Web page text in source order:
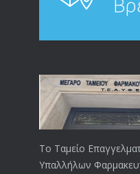
Το Ταμείο
Υπαλλήλων